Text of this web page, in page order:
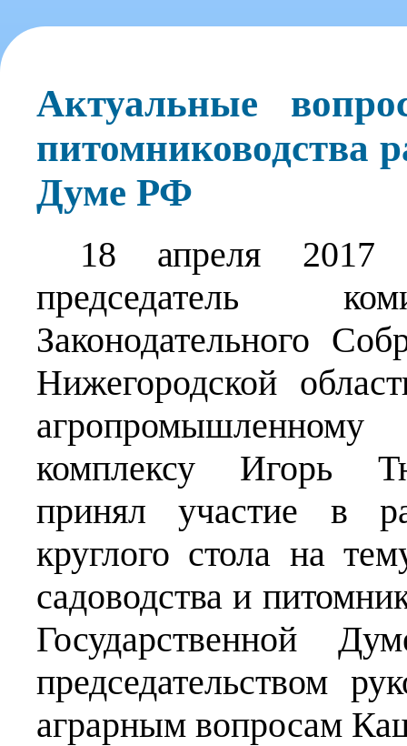
Актуальные
питомниководства
Думе РФ
18 апреля 2017
председатель
Законодательного
Нижегородской
агропромышленному
комплексу Игорь
принял участие в
круглого стола на
садоводства и
Государственной
председательством
аграрным вопросам